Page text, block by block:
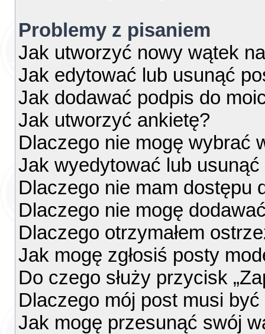
Problemy z pisaniem
Jak utworzyć nowy wątek
Jak edytować lub usunąć
Jak dodawać podpis do
Jak utworzyć ankietę?
Dlaczego nie mogę wybrać
Jak wyedytować lub usunąć
Dlaczego nie mam dostępu
Dlaczego nie mogę
Dlaczego otrzymałem
Jak mogę zgłosiś posty
Do czego służy przycisk
Dlaczego mój post musi
Jak mogę przesunąć swój